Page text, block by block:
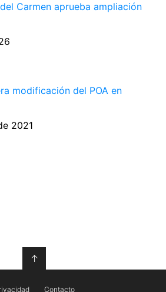
Carmen aprueba ampliación
modificación del POA en
2021
↑
Contacto